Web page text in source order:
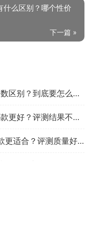
什么区别？哪个性价
下一篇 »
达人解密飞科fs925和fs927的参数区别？到底要怎么选择
深入解读飞利浦s1103和s1020哪款更好？评测结果不看后悔
【买家后悔】松下lv97和lv9e哪款更适合？评测质量好不好